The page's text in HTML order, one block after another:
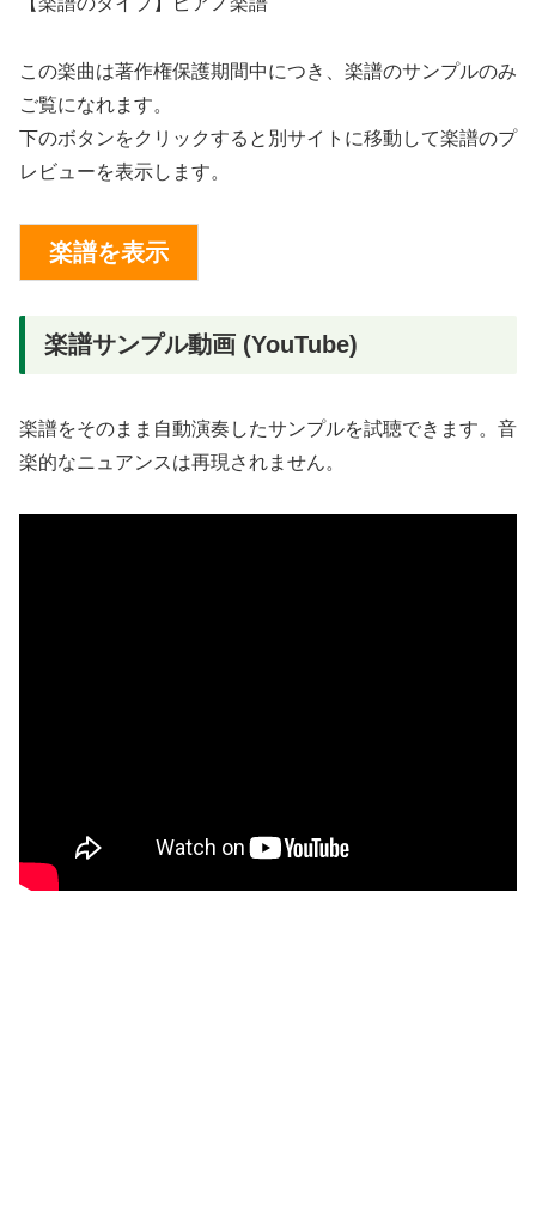
この楽曲は著作権保護期間中につき、楽譜のサンプルのみ
ご覧になれます。
下のボタンをクリックすると別サイトに移動して楽譜のプ
レビューを表示します。
楽譜サンプル動画 (YouTube)
楽譜をそのまま自動演奏したサンプルを試聴できます。音
楽的なニュアンスは再現されません。